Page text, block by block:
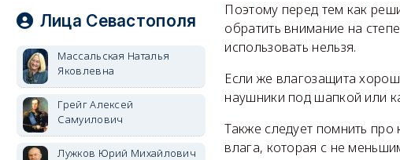
Поэтому перед тем как
обратить внимание на
использовать нельзя.
Если же влагозащита
наушники под шапкой или
Также следует помнить про
влага, которая с не
Лица Севастополя
Массальская Наталья
Яковлевна
Грейг Алексей
Самуилович
Лужков Юрий Михайлович